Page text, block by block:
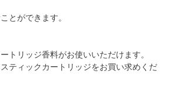
とができます。
トリッジ香料がお使いいただけます。
ティックカートリッジをお買い求めくだ